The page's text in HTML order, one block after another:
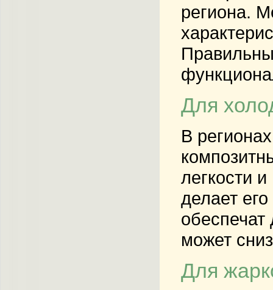
региона.
Для
В
легкости
делает
может
Для